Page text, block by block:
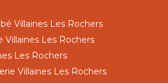
Villaines Les Rochers
Villaines Les Rochers
Les Rochers
Villaines Les Rochers